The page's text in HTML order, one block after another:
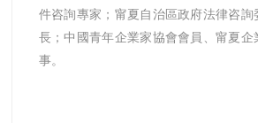
件咨詢專家；甯夏自治區政府法律咨
長；中國青年企業家協會會員、甯夏
事。